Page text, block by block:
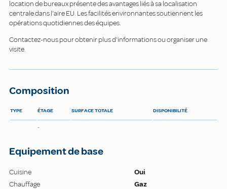
location de bureaux présente des avantages liés à sa localisation
centrale dans l'aire EU. Les facilités environnantes soutiennent les
opérations quotidiennes des équipes.
Contactez-nous pour obtenir plus d'informations ou organiser une
visite.
Composition
TYPE ÉTAGE SURFACE TOTALE DISPONIBILITÉ
-
Equipement de base
Cuisine
Oui
Chauffage
Gaz